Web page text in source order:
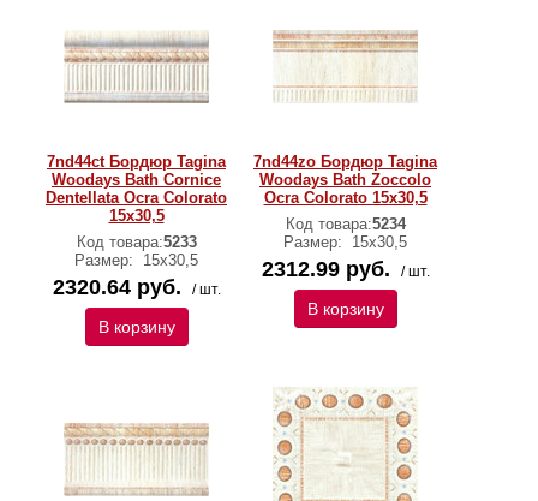
7nd44ct Бордюр Tagina
Woodays Bath Cornice
Dentellata Ocra Colorato
15x30,5
Код товара:5233
Размер:
15x30,5
2320.64 руб. / шт.
В корзину
7nd44zo Бордюр Tagina
Woodays Bath Zoccolo
Ocra Colorato 15x30,5
Код товара:5234
Размер:
15x30,5
2312.99 руб. / шт.
В корзину